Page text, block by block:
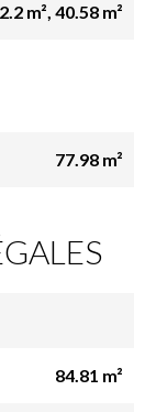
2.2 m², 40.58 m²
77.98 m²
84.81 m²